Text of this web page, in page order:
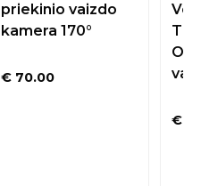
priekinio vaizdo
kamera 170°
€70.00
€